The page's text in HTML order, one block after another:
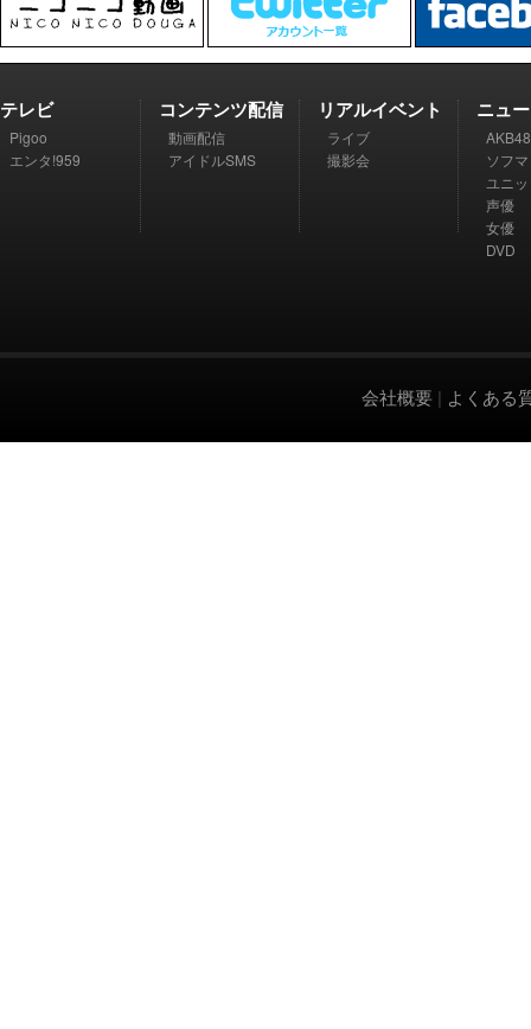
テレビ
Pigoo
エンタ!959
コンテンツ配信
動画配信
アイドルSMS
リアルイベント
ライブ
撮影会
ニュ
AKB48
ソフ
ユニ
声優
女優
DVD
会社概要 | よくある